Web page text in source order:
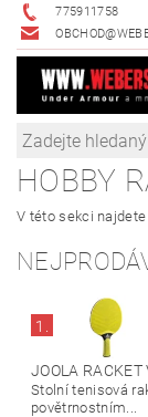
775911758
HOBBY
V této sekci
1.
JOOLA RACKET
Stolní tenisová
povětrnostním...